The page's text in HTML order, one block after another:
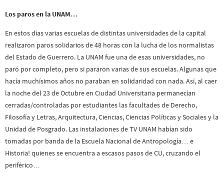
Los paros en la UNAM…
En estos días varias escuelas de distintas universidades de la capital
realizaron paros solidarios de 48 horas con la lucha de los normalistas
del Estado de Guerrero. La UNAM fue una de esas universidades, no
paró por completo, pero si pararon varias de sus escuelas. Algunas que
hacía muchísimos años no paraban en solidaridad con nada. Así, al caer
la noche del 23 de Octubre en Ciudad Universitaria permanecían
cerradas/controladas por estudiantes las facultades de Derecho,
Filosofía y Letras, Arquitectura, Ciencias, Ciencias Políticas y Sociales y la
Unidad de Posgrado. Las instalaciones de TV UNAM habían sido
tomadas por banda de la Escuela Nacional de Antropología… e
Historia! quienes se encuentra a escasos pasos de CU, cruzando el
periférico…